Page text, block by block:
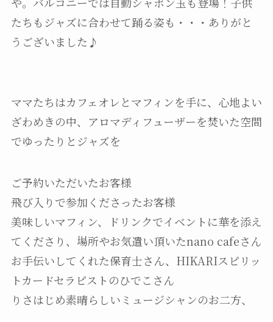
たちもジャズに合わせて踊る姿も・・・ありがと
うございました♪
ママたちはカフェオレとマフィンを手に、心地よい
ざわめきの中、アロマディフューザーを焚いた空間
でゆったりとジャズを
ご予約いただいたお客様
飛び入りで参加くださったお客様
美味しいマフィン、ドリンクでイベントに華を添え
てくださり、場所やお気遣い頂いたnano cafeさん
お手伝いしてくれた保育士さん、HIKARIスピリッ
トカードセラピストのひでこさん
りさはじめ素晴らしいミュージシャンのお二方、